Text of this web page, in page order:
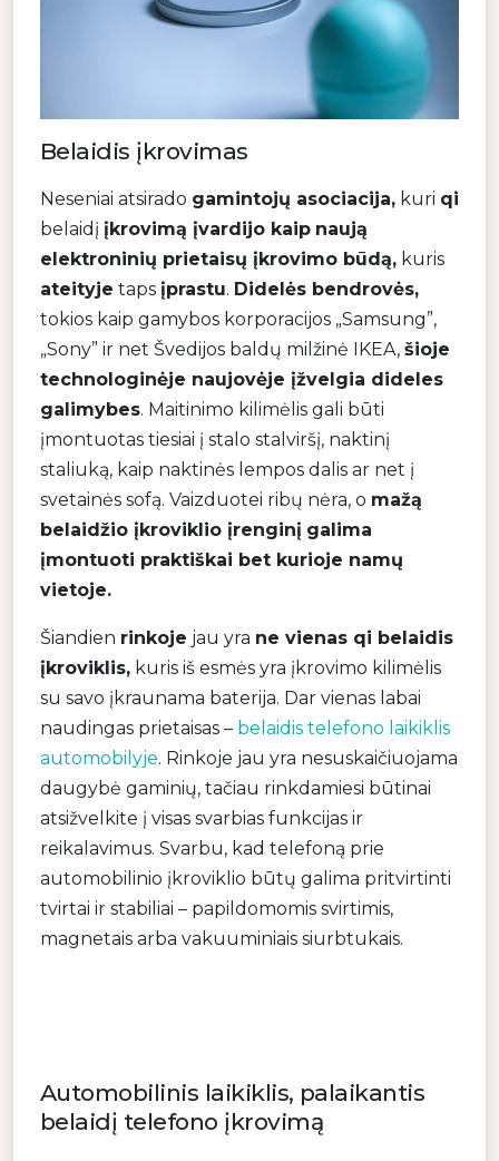
Belaidis įkrovimas
Neseniai atsirado gamintojų asociacija, kuri qi
belaidį įkrovimą įvardijo kaip naują
elektroninių prietaisų įkrovimo būdą, kuris
ateityje taps įprastu. Didelės bendrovės,
tokios kaip gamybos korporacijos „Samsung”,
„Sony” ir net Švedijos baldų milžinė IKEA, šioje
technologinėje naujovėje įžvelgia dideles
galimybes. Maitinimo kilimėlis gali būti
įmontuotas tiesiai į stalo stalviršį, naktinį
staliuką, kaip naktinės lempos dalis ar net į
svetainės sofą. Vaizduotei ribų nėra, o mažą
belaidžio įkroviklio įrenginį galima
įmontuoti praktiškai bet kurioje namų
vietoje.
Šiandien rinkoje jau yra ne vienas qi belaidis
įkroviklis, kuris iš esmės yra įkrovimo kilimėlis
su savo įkraunama baterija. Dar vienas labai
naudingas prietaisas – belaidis telefono laikiklis
automobilyje. Rinkoje jau yra nesuskaičiuojama
daugybė gaminių, tačiau rinkdamiesi būtinai
atsižvelkite į visas svarbias funkcijas ir
reikalavimus. Svarbu, kad telefoną prie
automobilinio įkroviklio būtų galima pritvirtinti
tvirtai ir stabiliai – papildomomis svirtimis,
magnetais arba vakuuminiais siurbtukais.
Automobilinis laikiklis, palaikantis
belaidį telefono įkrovimą